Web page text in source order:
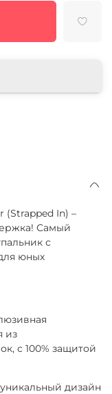
(Strapped In) –
Самый
с
юных
из
с 100% защитой
дизайн